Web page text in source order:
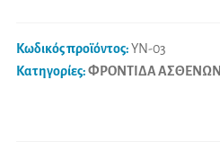
i
v
Κωδικός προϊόντος:YN-03
Κατηγορίες:ΦΡΟΝΤΙΔΑ ΑΣΘΕΝΩΝ